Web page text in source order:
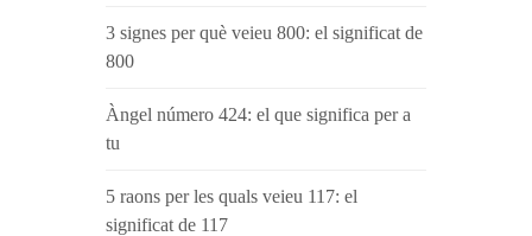
3 signes per què veieu 800: el significat de
800
Àngel número 424: el que significa per a
tu
5 raons per les quals veieu 117: el
significat de 117